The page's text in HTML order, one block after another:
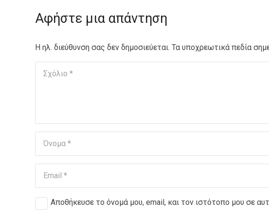
Αφήστε μια απάντηση
Η ηλ. διεύθυνση σας δεν δημοσιεύεται. Τα υποχρεωτικά πεδία
Αποθήκευσε το όνομά μου, email, και τον ιστότοπο μου σε